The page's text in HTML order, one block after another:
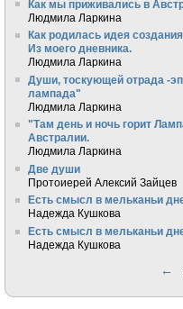
Как мы приживались в
Людмила Ларкина
Как родилась идея
Из моего дневника.
Людмила Ларкина
Души, тоскующей отрада -
лампада"
Людмила Ларкина
"Там день и ночь горит
Австралии.
Людмила Ларкина
Две души
Протоиерей Алексий Зайцев
Есть смысл в мельканьи
Надежда Кушкова
Есть смысл в мельканьи
Надежда Кушкова
←